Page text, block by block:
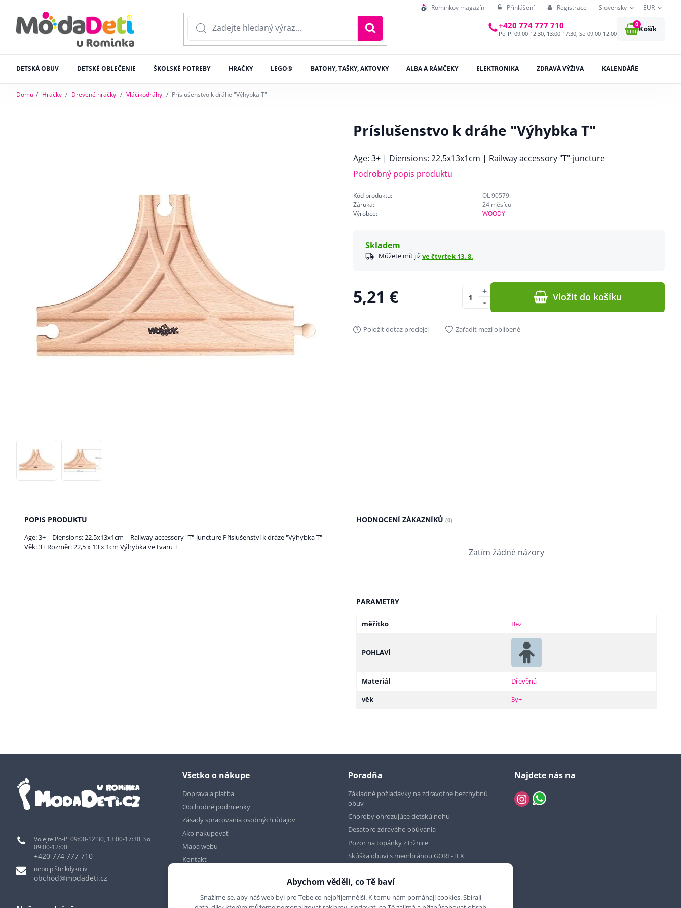
Rominkov magazín Přihlášení Registrace Slovensky EUR
+420 774 777 710
Po-Pi 09:00-12:30, 13:00-17:30, So 09:00-12:00
0
Košík
DETSKÁ OBUV DETSKÉ OBLEČENIE ŠKOLSKÉ POTREBY HRAČKY LEGO® BATOHY, TAŠKY, AKTOVKY ALBA A RÁMČEKY ELEKTRONIKA ZDRAVÁ VÝŽIVA KALENDÁŘE
Domů Hračky Drevené hračky Vláčikodráhy Príslušenstvo k dráhe "Výhybka T"
Príslušenstvo k dráhe "Výhybka T"
Age: 3+ | Diensions: 22,5x13x1cm | Railway accessory "T"-juncture
Podrobný popis produktu
Kód produktu:
OL 90579
Záruka:
24 měsíců
Výrobce:
WOODY
Skladem
Můžete mít jižve čtvrtek 13. 8.
5,21 € -
+ Vložit do košíku
Položit dotaz prodejci Zařadit mezi oblíbené
POPIS PRODUKTU
Age: 3+ | Diensions: 22,5x13x1cm | Railway accessory "T"-juncture Příslušenství k dráze "Výhybka T"
Věk: 3+ Rozměr: 22,5 x 13 x 1cm Výhybka ve tvaru T
HODNOCENÍ ZÁKAZNÍKŮ (0)
Zatím žádné názory
PARAMETRY
měřítko Bez
POHLAVÍ
Materiál
Dřevěná
věk
3y+
Volejte Po-Pi 09:00-12:30, 13:00-17:30, So
09:00-12:00
+420 774 777 710
nebo pište kdykoliv
obchod@modadeti.cz
Všetko o nákupe
Doprava a platba
Obchodné podmienky
Zásady spracovania osobných údajov
Ako nakupovať
Mapa webu
Kontakt
Poradňa
Základné požiadavky na zdravotne bezchybnú
obuv
Choroby ohrozujúce detskú nohu
Desatoro zdravého obúvania
Pozor na topánky z tržnice
Skúška obuvi s membránou GORE-TEX
Najdete nás na
Abychom věděli, co Tě baví
Snažíme se, aby náš web byl pro Tebe co nejpříjemnější. K tomu nám pomáhají cookies. Sbírají